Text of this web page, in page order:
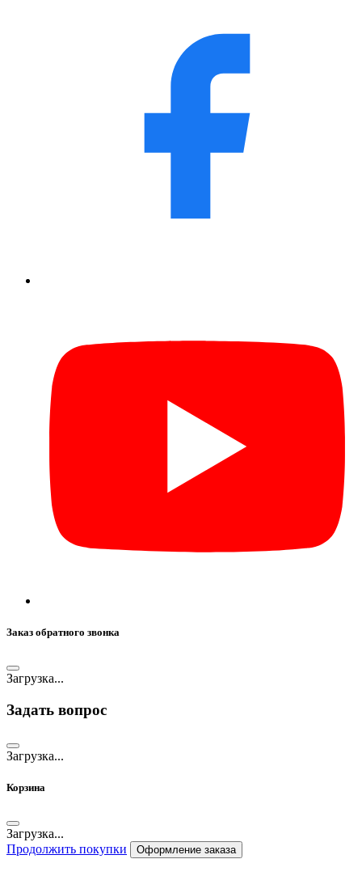
Заказ обратного звонка
Загрузка...
Задать вопрос
Загрузка...
Корзина
Загрузка...
Продолжить покупки
Оформление заказа